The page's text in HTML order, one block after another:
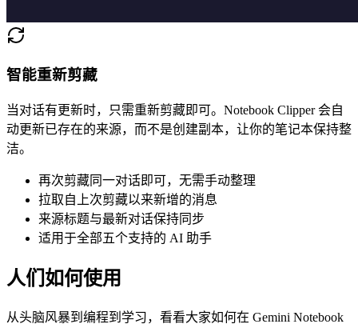
智能重新剪藏
当对话有更新时，只需重新剪藏即可。Notebook Clipper 会自
动更新已存在的来源，而不是创建副本，让你的笔记本保持整
洁。
再次剪藏同一对话即可，无需手动整理
拉取自上次剪藏以来新增的消息
来源标题与最新对话保持同步
适用于全部五个支持的 AI 助手
人们如何使用
从头脑风暴到编程到学习，看看大家如何在 Gemini Notebook